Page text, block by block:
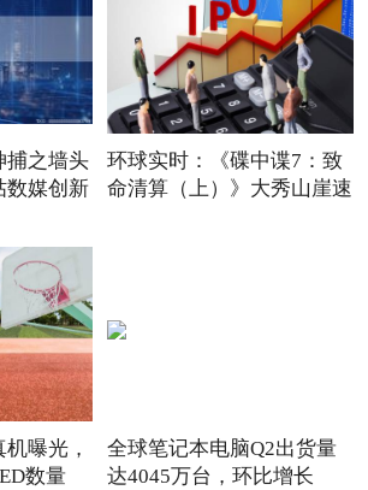
捕之墙头
数媒创新
环球实时：《碟中谍7：致
命清算（上）》大秀山崖速
曝光，
数量
全球笔记本电脑Q2出货量
达4045万台，环比增长